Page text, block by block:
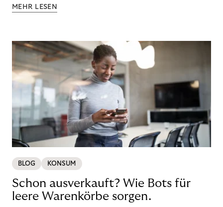
MEHR LESEN
BLOG KONSUM
Schon ausverkauft? Wie Bots für
leere Warenkörbe sorgen.